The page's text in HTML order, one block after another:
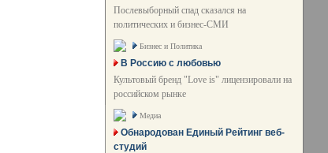
Послевыборный спад сказался на
политических и бизнес-СМИ
Бизнес и Политика
В Россию с любовью
Культовый бренд "Love is" лицензировали на
российском рынке
Медиа
Обнародован Единый Рейтинг веб-
студий